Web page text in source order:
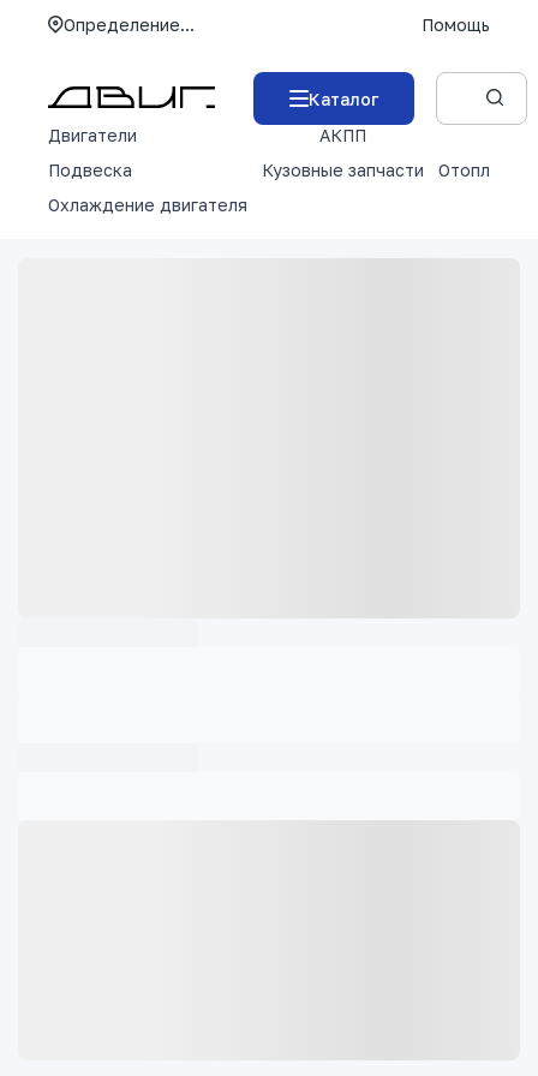
Определение... Помощь
Каталог
Двигатели
АКПП
Подвеска
Кузовные запчасти
Отопление
Охлаждение двигателя